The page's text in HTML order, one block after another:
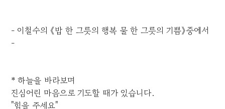
- 이철수의 《밥 한 그릇의 행복 물 한 그릇의 기쁨》중에서
-
* 하늘을 바라보며
진심어린 마음으로 기도할 때가 있습니다.
"힘을 주세요"